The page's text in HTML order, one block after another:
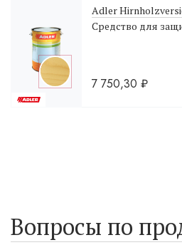
Adler
Средство для
7 750,30 ₽
Вопросы по